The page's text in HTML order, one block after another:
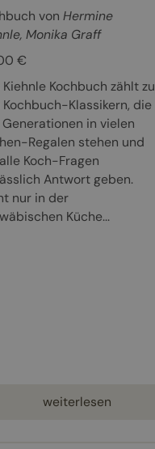
von Hermine
, Monika Graff
€
Kiehnle Kochbuch zählt zu
Kochbuch-Klassikern, die
in vielen
Regalen stehen und
Koch-Fragen
Antwort geben.
nur in der
Küche...
weiterlesen